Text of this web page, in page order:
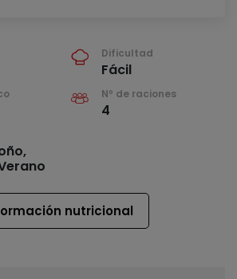
Dificultad
Fácil
Nº de raciones
4
nutricional